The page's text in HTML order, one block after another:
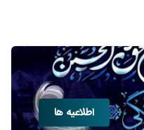
اطلاعیه ها